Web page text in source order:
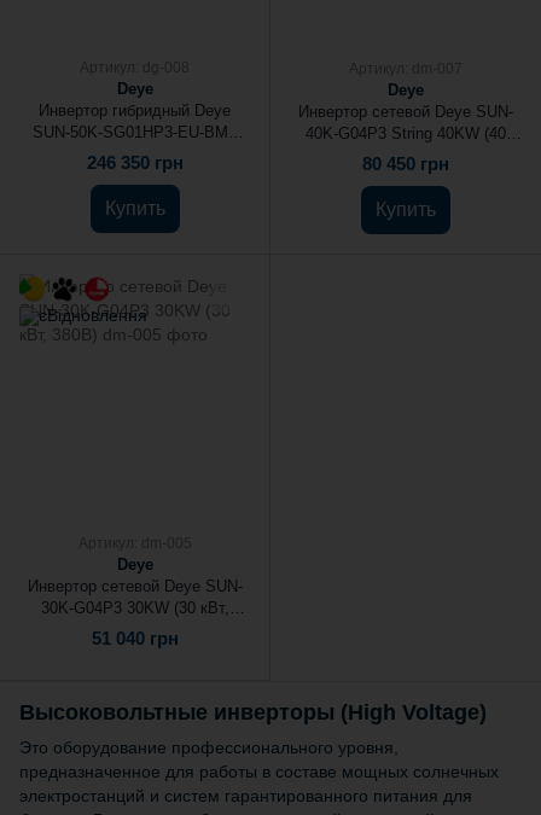
Deye
Инвертор гибридный Deye
SUN-50K-SG01HP3-EU-BM4
50кВт (50 кВт, 380В)
246 350 грн
Купить
Deye
Инвертор сетевой Deye SUN-
40K-G04P3 String 40KW (40
кВт, 380В)
80 450 грн
Купить
Deye
Инвертор сетевой Deye SUN-
30K-G04P3 30KW (30 кВт,
380В)
51 040 грн
Высоковольтные инверторы (High Voltage)
Это оборудование профессионального уровня,
предназначенное для работы в составе мощных солнечных
электростанций и систем гарантированного питания для